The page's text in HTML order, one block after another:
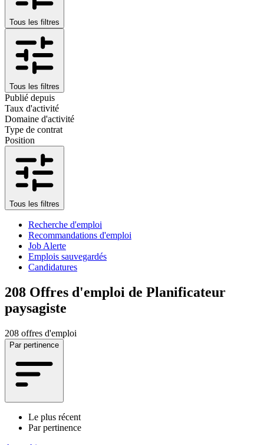
Tous les filtres
Tous les filtres
Publié depuis
Taux d'activité
Domaine d'activité
Type de contrat
Position
Tous les filtres
Recherche d'emploi
Recommandations d'emploi
Job Alerte
Emplois sauvegardés
Candidatures
208 Offres d'emploi de Planificateur
paysagiste
208 offres d'emploi
Par pertinence
Le plus récent
Par pertinence